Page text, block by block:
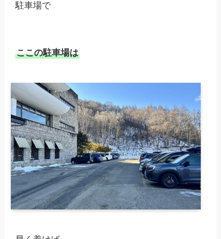
駐車場で
ここの駐車場は